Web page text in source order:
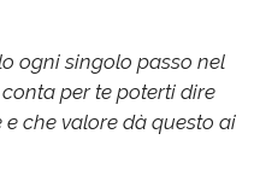
ogni singolo passo nel
per te poterti dire
che valore dà questo ai